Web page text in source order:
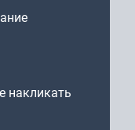
накликать